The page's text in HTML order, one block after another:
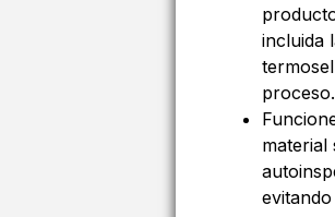
incluida
proceso.
material